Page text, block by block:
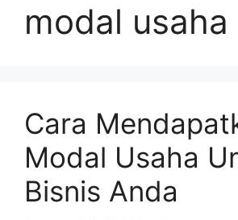
modal usaha
Cara
Modal Usaha
Bisnis Anda